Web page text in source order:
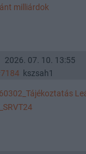
milliárdok
2026. 07. 10. 13:55
kszsah1